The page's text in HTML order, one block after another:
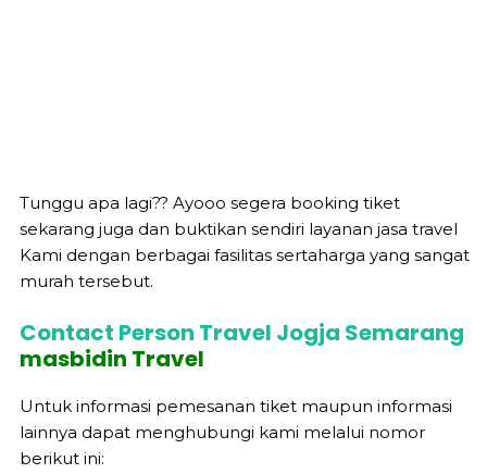
Tunggu apa lagi?? Ayooo segera booking tiket
sekarang juga dan buktikan sendiri layanan jasa travel
Kami dengan berbagai fasilitas sertaharga yang sangat
murah tersebut.
Contact Person Travel Jogja Semarang
masbidin Travel
Untuk informasi pemesanan tiket maupun informasi
lainnya dapat menghubungi kami melalui nomor
berikut ini: